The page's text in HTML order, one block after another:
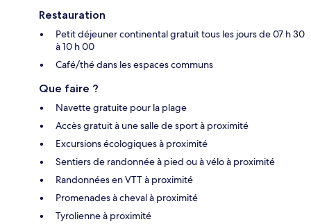
Restauration
Petit déjeuner continental gratuit tous les jours de 07 h 30
à 10 h 00
Café/thé dans les espaces communs
Que faire ?
Navette gratuite pour la plage
Accès gratuit à une salle de sport à proximité
Excursions écologiques à proximité
Sentiers de randonnée à pied ou à vélo à proximité
Randonnées en VTT à proximité
Promenades à cheval à proximité
Tyrolienne à proximité